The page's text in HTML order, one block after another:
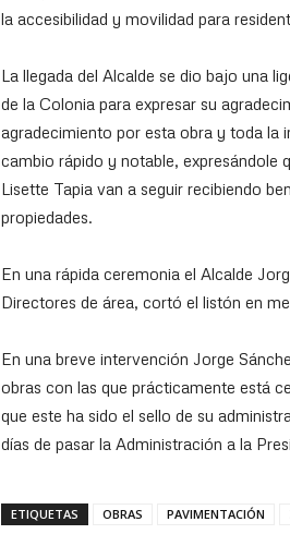
la accesibilidad y movilidad para
La llegada del Alcalde se dio bajo una
de la Colonia para expresar su
agradecimiento por esta obra y toda la
cambio rápido y notable, expresándole
Lisette Tapia van a seguir recibiendo
propiedades.
En una rápida ceremonia el Alcalde
Directores de área, cortó el listón en
En una breve intervención Jorge
obras con las que prácticamente está
que este ha sido el sello de su
días de pasar la Administración a la
ETIQUETAS OBRAS PAVIMENTACIÓN